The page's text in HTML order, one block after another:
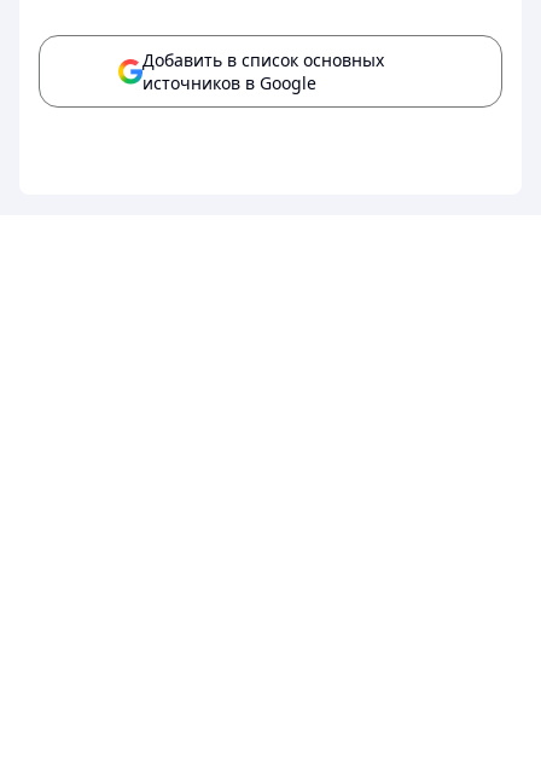
Добавить в список основных
источников в Google